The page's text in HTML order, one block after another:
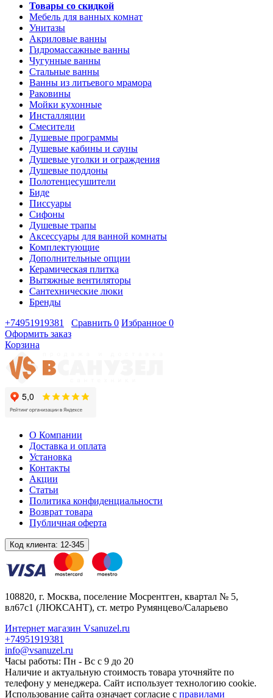
Товары со скидкой
Мебель для ванных комнат
Унитазы
Акриловые ванны
Гидромассажные ванны
Чугунные ванны
Стальные ванны
Ванны из литьевого мрамора
Раковины
Мойки кухонные
Инсталляции
Смесители
Душевые программы
Душевые кабины и сауны
Душевые уголки и ограждения
Душевые поддоны
Полотенцесушители
Биде
Писсуары
Сифоны
Душевые трапы
Аксессуары для ванной комнаты
Комплектующие
Дополнительные опции
Керамическая плитка
Вытяжные вентиляторы
Сантехнические люки
Бренды
+74951919381
Сравнить 0 Избранное 0
Оформить заказ
Корзина
О Компании
Доставка и оплата
Установка
Контакты
Акции
Статьи
Политика конфиденциальности
Возврат товара
Публичная оферта
Код клиента: 12-345
108820, г. Москва, поселение Мосрентген, квартал № 5,
вл67с1 (ЛЮКСАНТ), ст. метро Румянцево/Саларьево
Интернет магазин Vsanuzel.ru
+74951919381
info@vsanuzel.ru
Часы работы: Пн - Вс с 9 до 20
Наличие и актуальную стоимость товара уточняйте по
телефону у менеджера. Сайт использует технологию cookie.
Использование сайта означает согласие с правилами